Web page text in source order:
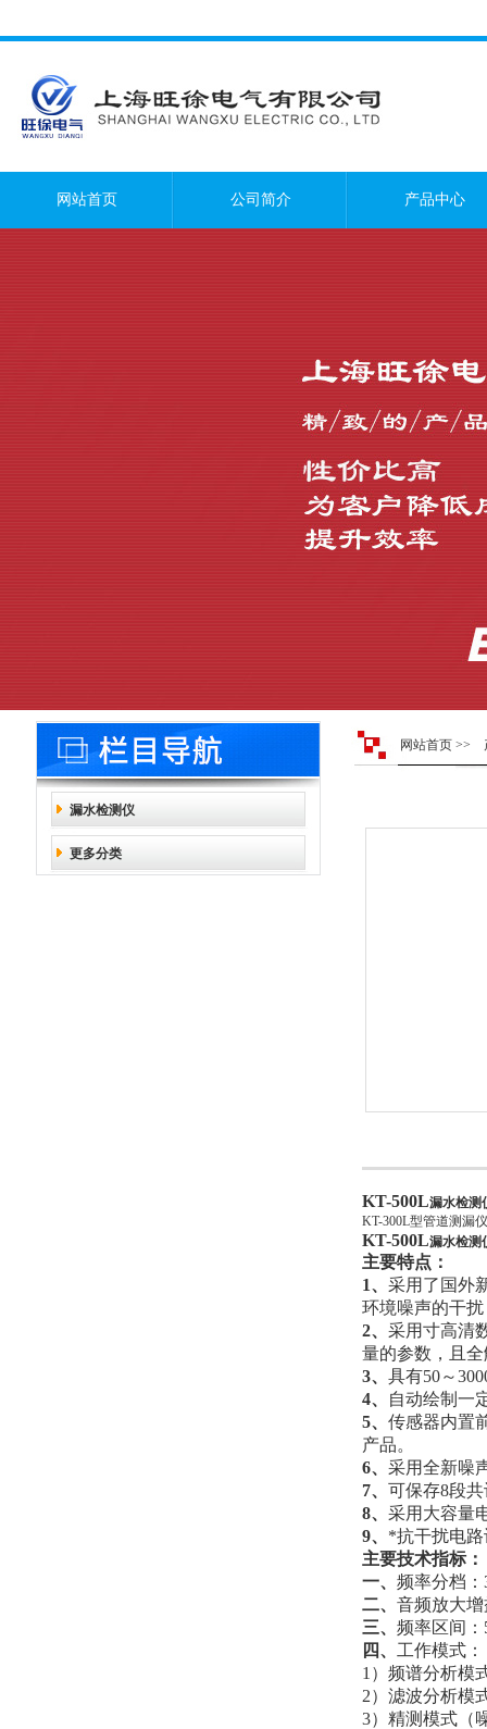
网站首页 公司简介 产品中心
漏水检测仪
更多分类
网站首页 >>
KT-500L漏水检测
KT-300L型管道测漏
KT-500L漏水检测
主要特点：
1、 采用了国外
环境噪声的干
2、 采用寸高清
量的参数，且
3、 具有50～
4、
自动绘制一
5、 传感器内置
产品。
6、 采用全新噪
7、 可保存8段
8、 采用大容量
9、 *抗干扰电
主要技术指标：
一、 频率分档
二、 音频放大
三、 频率区间
四、 工作模式：
1）频谱分析模
2）滤波分析模
3）精测模式（